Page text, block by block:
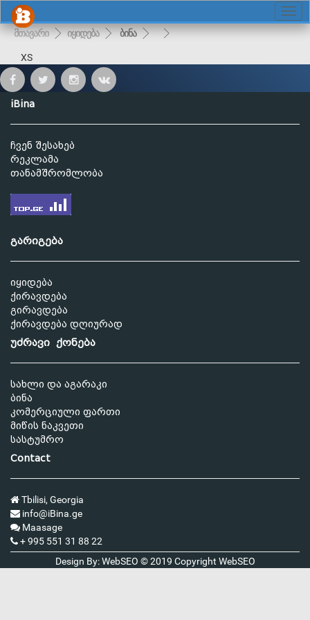
მთავარი იყიდება ბინა
XS
iBina
ჩვენ შესახებ
რეკლამა
თანამშრომლობა
გარიგება
იყიდება
ქირავდება
გირავდება
ქირავდება დღიურად
უძრავი ქონება
სახლი და აგარაკი
ბინა
კომერციული ფართი
მიწის ნაკვეთი
სასტუმრო
Contact
Tbilisi, Georgia
info@iBina.ge
Maasage
+ 995 551 31 88 22
Design By: WebSEO © 2019 Copyright WebSEO